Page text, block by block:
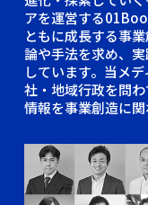
アを運営する
ともに成長する事
論や手法を求め、
しています。当メ
社・地域行政を問
情報を事業創造に関